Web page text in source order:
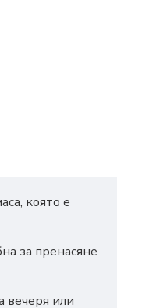
която е
за пренасяне
вечеря или